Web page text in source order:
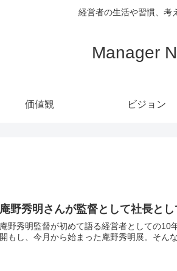
経営者の生活や習慣、考
Manager
価値観 ビジョン
庵野秀明さんが監督として社長と
庵野秀明監督が初めて語る経営者としての10年（上）/ダイヤモンド・
開もし、今月から始まった庵野秀明展。そん